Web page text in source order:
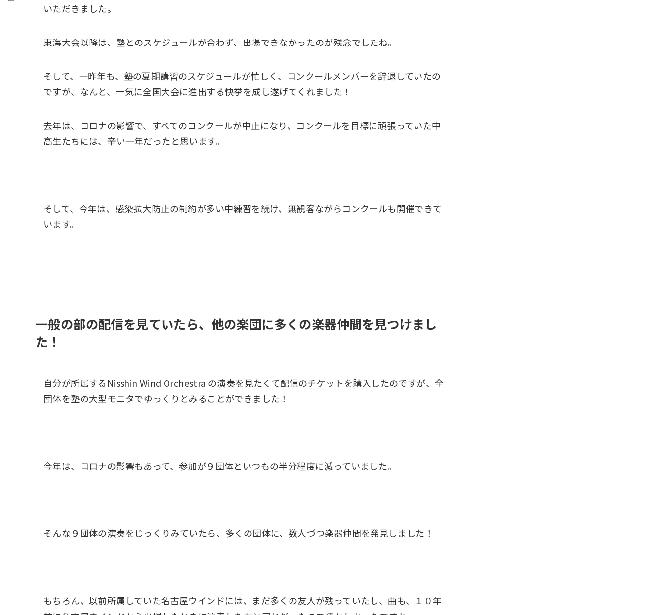
いただきました。
東海大会以降は、塾とのスケジュールが合わず、出場できなかったのが残念でしたね。
そして、一昨年も、塾の夏期講習のスケジュールが忙しく、コンクールメンバーを辞退していたの
ですが、なんと、一気に全国大会に進出する快挙を成し遂げてくれました！
去年は、コロナの影響で、すべてのコンクールが中止になり、コンクールを目標に頑張っていた中
高生たちには、辛い一年だったと思います。
そして、今年は、感染拡大防止の制約が多い中練習を続け、無観客ながらコンクールも開催できて
います。
一般の部の配信を見ていたら、他の楽団に多くの楽器仲間を見つけまし
た！
自分が所属するNisshin Wind Orchestra の演奏を見たくて配信のチケットを購入したのですが、全
団体を塾の大型モニタでゆっくりとみることができました！
今年は、コロナの影響もあって、参加が９団体といつもの半分程度に減っていました。
そんな９団体の演奏をじっくりみていたら、多くの団体に、数人づつ楽器仲間を発見しました！
もちろん、以前所属していた名古屋ウインドには、まだ多くの友人が残っていたし、曲も、１０年